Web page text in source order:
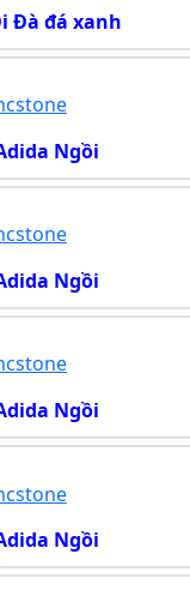
Đà đá xanh
Ngồi
Ngồi
Ngồi
Ngồi